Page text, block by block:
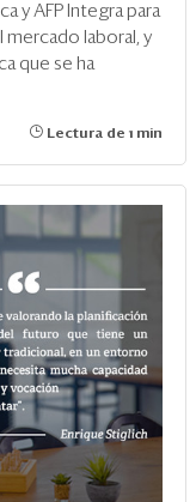
y AFP Integra para
mercado laboral, y
que se ha
Lectura de 1 min